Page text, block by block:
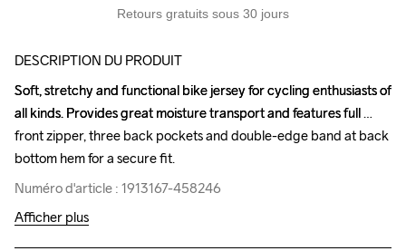
Retours gratuits sous 30 jours
DESCRIPTION DU PRODUIT
Soft, stretchy and functional bike jersey for cycling enthusiasts of
all kinds. Provides great moisture transport and features full
front zipper, three back pockets and double-edge band at back
bottom hem for a secure fit.
Numéro d'article : 1913167-458246
Soft, stretchy and functional bike jersey for cycling enthusiasts of
all kinds. Provides great moisture transport and features full
front zipper, three back pockets and double-edge band at back
bottom hem for a secure fit.
Numéro d'article : 1913167-458246
Afficher plus